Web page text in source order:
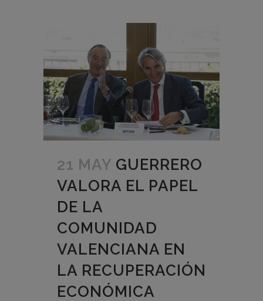
21 MAY GUERRERO
VALORA EL PAPEL
DE LA
COMUNIDAD
VALENCIANA EN
LA RECUPERACIÓN
ECONÓMICA